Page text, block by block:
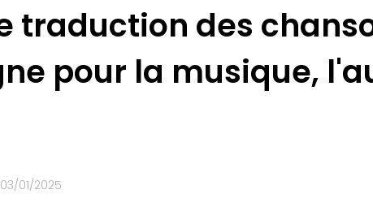
traduction des
pour la musique,
03/01/2025